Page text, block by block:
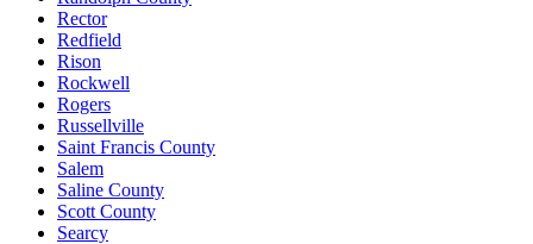
Rector
Redfield
Rison
Rockwell
Rogers
Russellville
Saint Francis County
Salem
Saline County
Scott County
Searcy